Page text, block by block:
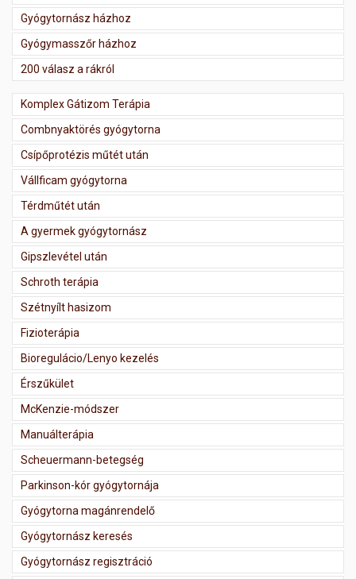
Gyógytornász házhoz
Gyógymasszőr házhoz
200 válasz a rákról
Komplex Gátizom Terápia
Combnyaktörés gyógytorna
Csípőprotézis műtét után
Vállficam gyógytorna
Térdműtét után
A gyermek gyógytornász
Gipszlevétel után
Schroth terápia
Szétnyílt hasizom
Fizioterápia
Bioregulácio/Lenyo kezelés
Érszűkület
McKenzie-módszer
Manuálterápia
Scheuermann-betegség
Parkinson-kór gyógytornája
Gyógytorna magánrendelő
Gyógytornász keresés
Gyógytornász regisztráció